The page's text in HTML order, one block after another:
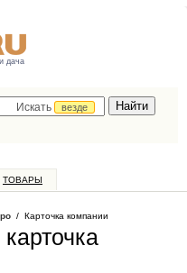
дача
Искать
везде
ТОВАРЫ
/ Карточка компании